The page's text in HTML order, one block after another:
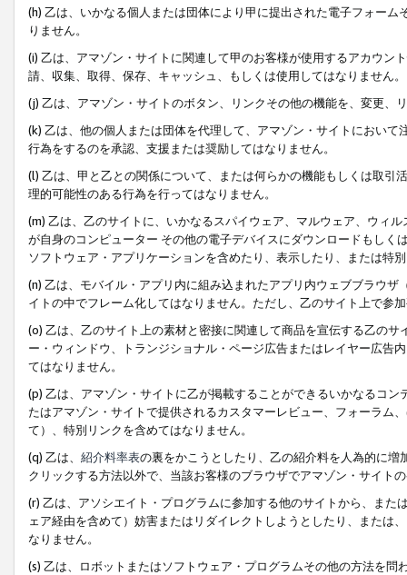
(h) 乙は、いかなる個人または団体により甲に提出された電子フォー
りません。
(i) 乙は、アマゾン・サイトに関連して甲のお客様が使用するアカウン
請、収集、取得、保存、キャッシュ、もしくは使用してはなりません。
(j) 乙は、アマゾン・サイトのボタン、リンクその他の機能を、変更、
(k) 乙は、他の個人または団体を代理して、アマゾン・サイトにおい
行為をするのを承認、支援または奨励してはなりません。
(l) 乙は、甲と乙との関係について、または何らかの機能もしくは取
理的可能性のある行為を行ってはなりません。
(m) 乙は、乙のサイトに、いかなるスパイウェア、マルウェア、ウィ
が自身のコンピューター その他の電子デバイスにダウンロードもし
ソフトウェア・アプリケーションを含めたり、表示したり、または特
(n) 乙は、モバイル・アプリ内に組み込まれたアプリ内ウェブブラウ
イトの中でフレーム化してはなりません。ただし、乙のサイト上で参
(o) 乙は、乙のサイト上の素材と密接に関連して商品を宣伝する乙の
ー・ウィンドウ、トランジショナル・ページ広告またはレイヤー広告
てはなりません。
(p) 乙は、アマゾン・サイトに乙が掲載することができるいかなるコ
たはアマゾン・サイトで提供されるカスタマーレビュー、フォーラム
て）、特別リンクを含めてはなりません。
(q) 乙は、 紹介料率表の裏をかこうとしたり、乙の紹介料を人為的に
クリックする方法以外で、当該お客様のブラウザでアマゾン・サイト
(r) 乙は、アソシエイト・プログラムに参加する他のサイトから、ま
ェア経由を含めて）妨害またはリダイレクトしようとしたり、または
なりません。
(s) 乙は、ロボットまたはソフトウェア・プログラムその他の方法を